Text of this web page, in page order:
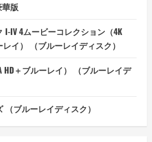
華版
I-IV 4ムービーコレクション（4K
レイ） （ブルーレイディスク）
HD＋ブルーレイ） （ブルーレイデ
ブルーレイディスク）